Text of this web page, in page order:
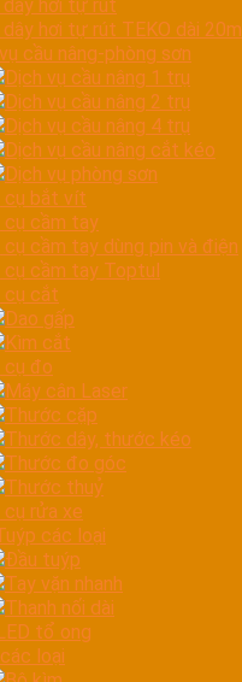
dây hơi tự rút
dây hơi tự rút TEKO dài 20m
cầu nâng-phòng sơn
Dịch vụ cầu nâng 1 trụ
Dịch vụ cầu nâng 2 trụ
Dịch vụ cầu nâng 4 trụ
Dịch vụ cầu nâng cắt kéo
Dịch vụ phòng sơn
cụ bắt vít
cụ cầm tay
cụ cầm tay dùng pin và điện
cụ cầm tay Toptul
cụ cắt
Dao gấp
Kìm cắt
cụ đo
Máy cân Laser
Thước cặp
Thước dây, thước kéo
Thước đo góc
Thước thuỷ
cụ rửa xe
các loại
Đầu tuýp
Tay vặn nhanh
Thanh nối dài
tổ ong
loại